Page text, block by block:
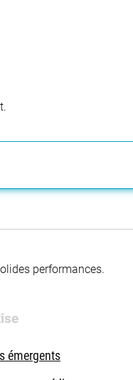
performances.
émergents